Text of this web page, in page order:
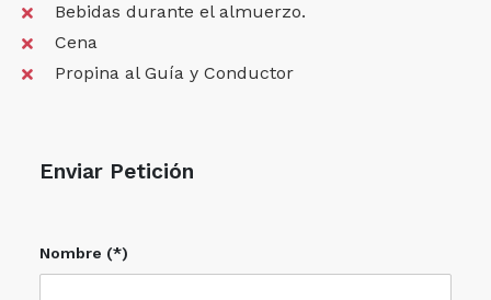
Bebidas durante el almuerzo.
Cena
Propina al Guía y Conductor
Enviar Petición
Nombre (*)